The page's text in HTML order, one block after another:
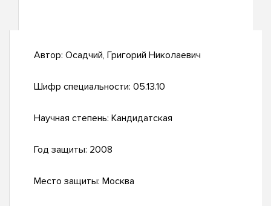
Автор: Осадчий, Григорий Николаевич
Шифр специальности: 05.13.10
Научная степень: Кандидатская
Год защиты: 2008
Место защиты: Москва